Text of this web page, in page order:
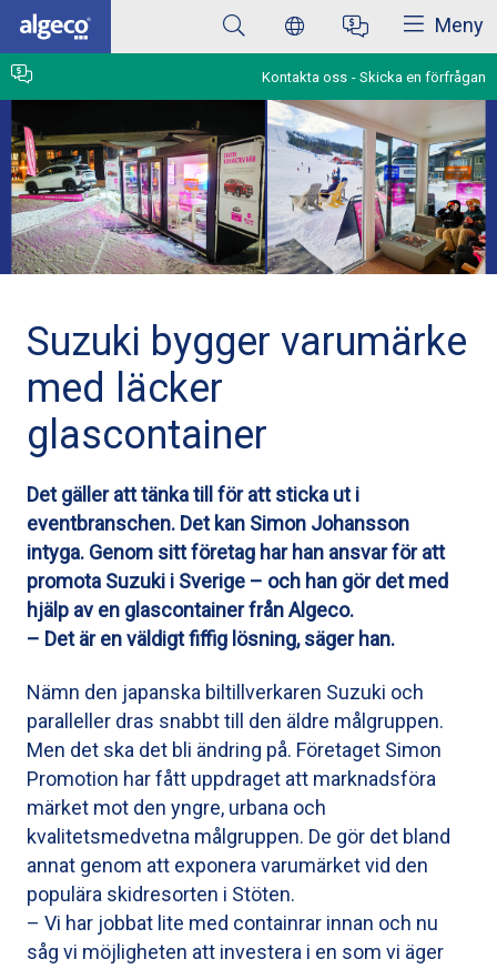
Hoppa
huvudinnehåll
Meny
Kontakta oss Skicka en förfrågan
Suzuki bygger varumärke
med läcker
glascontainer
Det gäller att tänka till för att sticka ut i
eventbranschen. Det kan Simon Johansson
intyga. Genom sittföretag har han ansvar för att
promota Suzuki i Sverige – och han gör det med
hjälp av en glascontainer från Algeco.
– Det är en väldigt fiffig lösning, säger han.
Nämn den japanska biltillverkaren Suzuki och
paralleller dras snabbt till den äldre målgruppen.
Men det ska det bli ändring på. Företaget Simon
Promotion har fått uppdraget att marknadsföra
märket mot den yngre, urbana och
kvalitetsmedvetna målgruppen. De gör det bland
annat genom att exponera varumärket vid den
populära skidresorten i Stöten.
– Vi har jobbat lite med containrar innan och nu
såg vi möjligheten att investera i en som vi äger